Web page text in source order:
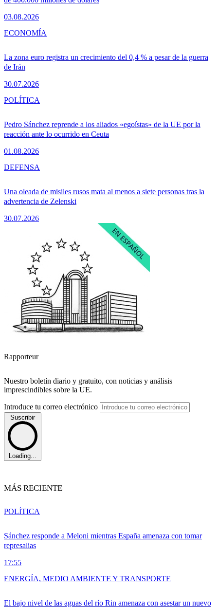
03.08.2026
La zona euro registra un crecimiento del 0,4 % a pesar de la guerra
de Irán
30.07.2026
ECONOMÍA
Pedro Sánchez reprende a los aliados «egoístas» de la UE por la
reacción ante lo ocurrido en Ceuta
01.08.2026
POLÍTICA
Una oleada de misiles rusos mata al menos a siete personas tras la
advertencia de Zelenski
30.07.2026
DEFENSA
Rapporteur
Nuestro boletín diario y gratuito, con noticias y análisis
imprescindibles sobre la UE.
Introduce tu correo electrónico
Suscribir
Loading...
MÁS RECIENTE
Sánchez responde a Meloni mientras España amenaza con tomar
represalias
17:55
POLÍTICA
El bajo nivel de las aguas del río Rin amenaza con asestar un nuevo
ENERGÍA, MEDIO AMBIENTE Y TRANSPORTE